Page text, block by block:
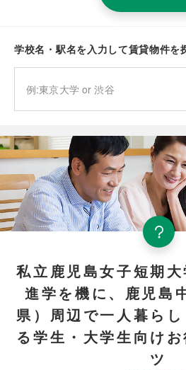
学校名・駅名を入力して賃貸物件を
私立鹿児島女子短期大
進学を機に、鹿児島
県）周辺で一人暮ら
る学生・大学生向け
ツ